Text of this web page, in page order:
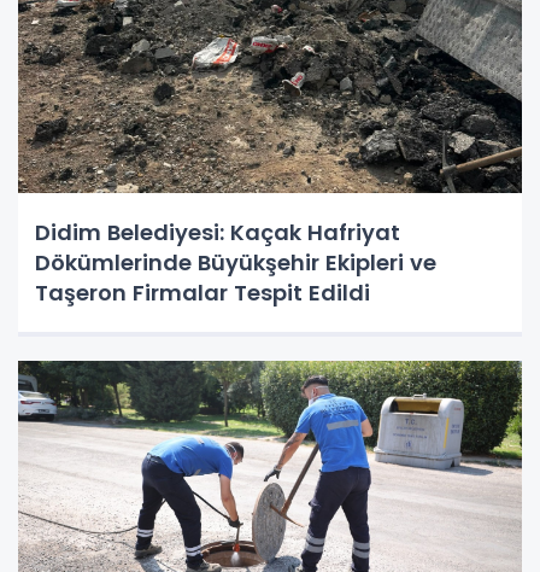
Didim Belediyesi: Kaçak Hafriyat
Dökümlerinde Büyükşehir Ekipleri ve
Taşeron Firmalar Tespit Edildi